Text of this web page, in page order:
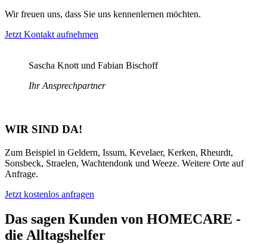
Wir freuen uns, dass Sie uns kennenlernen möchten.
Jetzt Kontakt aufnehmen
Sascha Knott und Fabian Bischoff
Ihr Ansprechpartner
WIR SIND DA!
Zum Beispiel in Geldern, Issum, Kevelaer, Kerken, Rheurdt,
Sonsbeck, Straelen, Wachtendonk und Weeze. Weitere Orte auf
Anfrage.
Jetzt kostenlos anfragen
Das sagen Kunden von HOMECARE -
die Alltagshelfer